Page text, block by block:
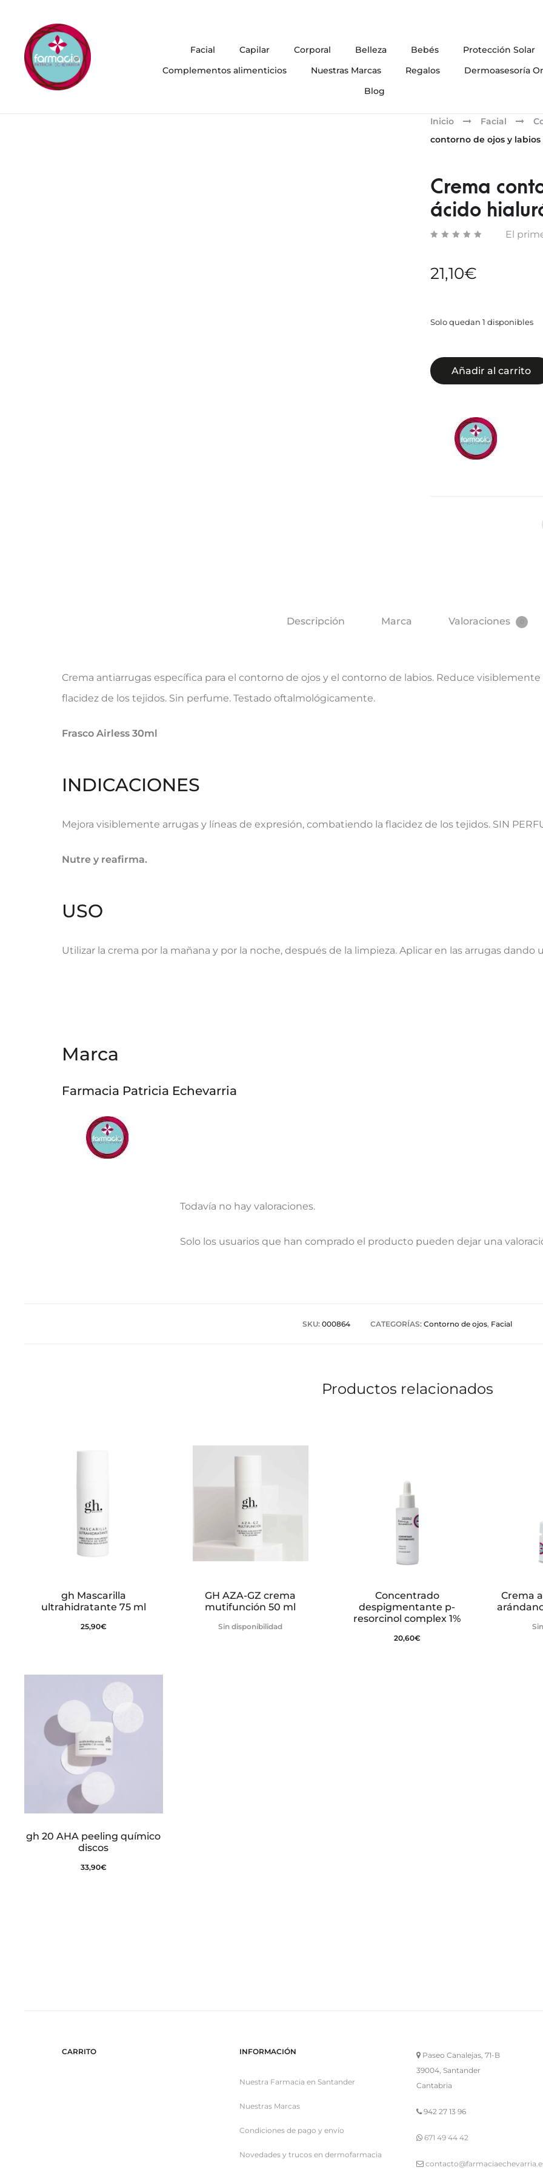
Facial Capilar Corporal Belleza Bebés
Protección Solar
Complementos alimenticios
Nuestras Marcas Regalos
Dermoasesoría
Blog
Inicio Facial
contorno de ojos y
Crema
ácido
El
21,10€
Solo quedan 1 disponibles
Añadir al carrito
Descripción Marca Valoraciones
Crema antiarrugas específica para el contorno de ojos y el contorno de labios. Reduce
flacidez de los tejidos. Sin perfume. Testado oftalmológicamente.
Frasco Airless 30ml
INDICACIONES
​Mejora visiblemente arrugas y líneas de expresión, combatiendo la flacidez de los tejidos. SIN
Nutre y reafirma.
USO
​Utilizar la crema por la mañana y por la noche, después de la limpieza. Aplicar en las arrugas dando
Marca
Farmacia Patricia Echevarria
V
Todavía no hay valoraciones.
Solo los usuarios que han comprado el producto pueden dejar una
SKU: 000864 CATEGORÍAS: Contorno de ojos, Facial
Productos relacionados
gh Mascarilla
ultrahidratante 75 ml
25,90€
GH AZA-GZ crema
mutifunción 50 ml
Sin disponibilidad
Concentrado
despigmentante p-
resorcinol complex 1%
20,60€
Crema
gh 20 AHA peeling químico
discos
33,90€
CARRITO INFORMACIÓN
Nuestra Farmacia en Santander
Nuestras Marcas
Condiciones de pago y envío
Novedades y trucos en dermofarmacia
Paseo Canalejas, 71-B
39004, Santander
Cantabria
942 27 13 96
671 49 44 42